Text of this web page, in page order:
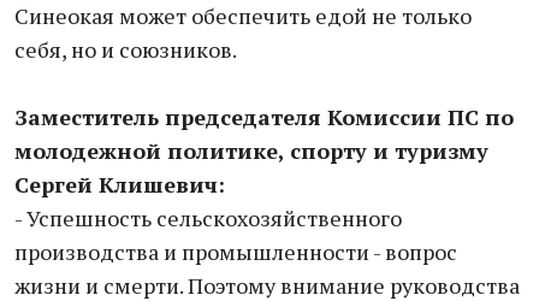
Синеокая может обеспечить едой не только
себя, но и союзников.
Заместитель председателя Комиссии ПС по
молодежной политике, спорту и туризму
Сергей Клишевич:
- Успешность сельскохозяйственного
производства и промышленности - вопрос
жизни и смерти. Поэтому внимание руководства